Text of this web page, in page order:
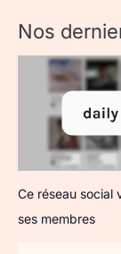
Nos
Ce réseau social
ses membres